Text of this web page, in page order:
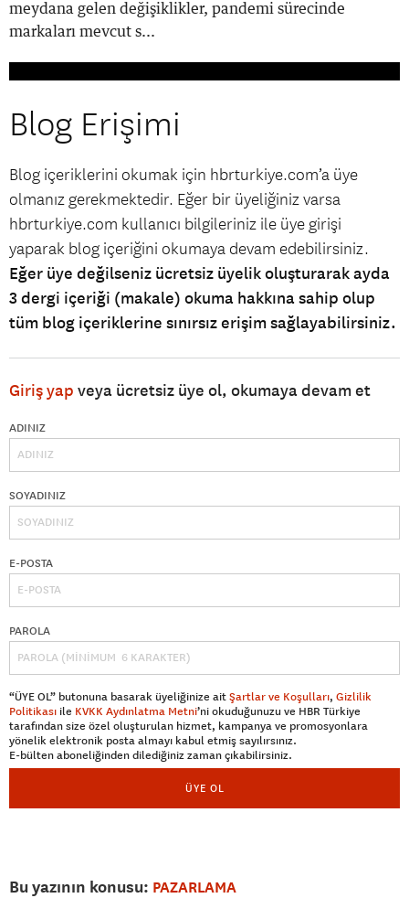
meydana gelen değişiklikler, pandemi sürecinde
markaları mevcut s...
Blog Erişimi
Blog içeriklerini okumak için hbrturkiye.com’a üye
olmanız gerekmektedir. Eğer bir üyeliğiniz varsa
hbrturkiye.com kullanıcı bilgileriniz ile üye girişi
yaparak blog içeriğini okumaya devam edebilirsiniz.
Eğer üye değilseniz ücretsiz üyelik oluşturarak ayda
3 dergi içeriği (makale) okuma hakkına sahip olup
tüm blog içeriklerine sınırsız erişim sağlayabilirsiniz.
Giriş yap veya ücretsiz üye ol, okumaya devam et
ADINIZ
SOYADINIZ
E-POSTA
PAROLA
“ÜYE OL” butonuna basarak üyeliğinize aitŞartlar ve Koşulları, Gizlilik
Politikası ile KVKK Aydınlatma Metni’ni okuduğunuzu ve HBR Türkiye
tarafından size özel oluşturulan hizmet, kampanya ve promosyonlara
yönelik elektronik posta almayı kabul etmiş sayılırsınız.
E-bülten aboneliğinden dilediğiniz zaman çıkabilirsiniz.
ÜYE OL
Bu yazının konusu: PAZARLAMA